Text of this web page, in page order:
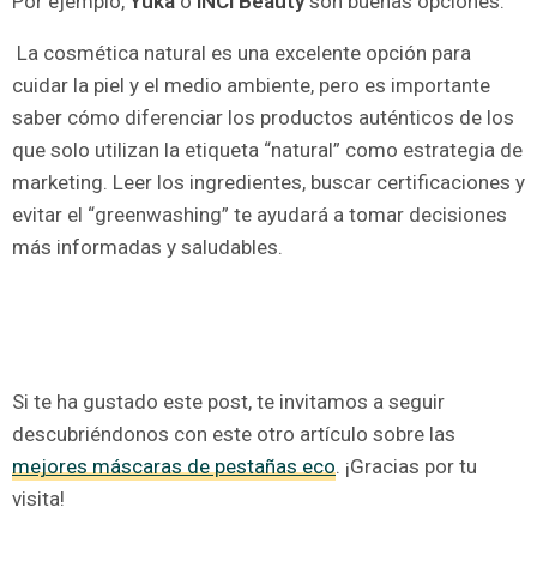
La cosmética natural es una excelente opción para
cuidar la piel y el medio ambiente, pero es importante
saber cómo diferenciar los productos auténticos de los
que solo utilizan la etiqueta “natural” como estrategia de
marketing. Leer los ingredientes, buscar certificaciones y
evitar el “greenwashing” te ayudará a tomar decisiones
más informadas y saludables.
Si te ha gustado este post, te invitamos a seguir
descubriéndonos con este otro artículo sobre las
mejores máscaras de pestañas eco. ¡Gracias por tu
visita!